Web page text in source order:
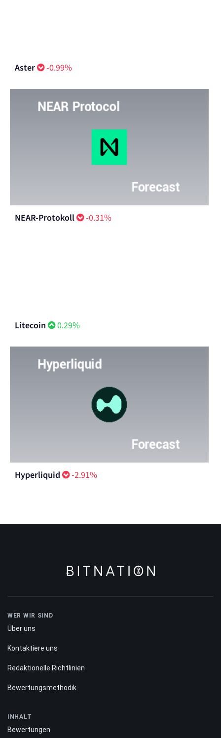
Aster -0.99%
NEAR-Protokoll -0.31%
Litecoin 0.29%
Über uns
Kontaktiere uns
Bewertungsmethodik